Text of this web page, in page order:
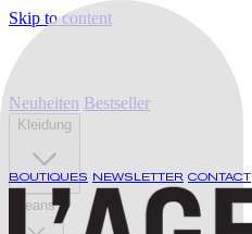
Skip to content
BOUTIQUES NEWSLETTER CONTACT
Neuheiten Bestseller
Kleidung
Jeans